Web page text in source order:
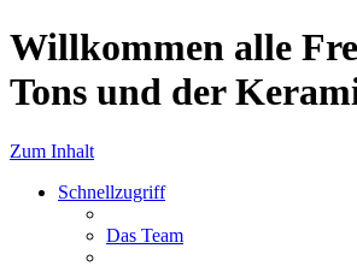
Willkommen alle
Tons und der
Zum Inhalt
Schnellzugriff
Das Team